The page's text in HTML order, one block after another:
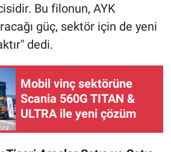
Bu filonun, AYK
güç, sektör için de yeni
dedi.
Mobil vinç sektörüne
Scania 560G TITAN &
ULTRA ile yeni çözüm